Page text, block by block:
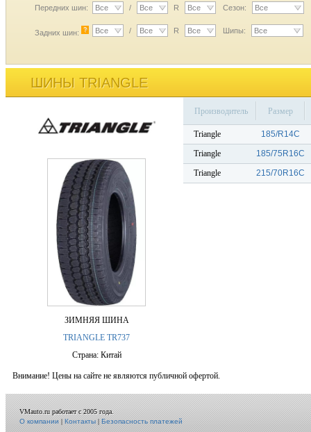
Передних шин: Все / Все R Все Сезон: Все
Задних шин: ? Все / Все R Все Шипы: Все
ШИНЫ TRIANGLE
ЗИМНЯЯ ШИНА
TRIANGLE TR737
Страна: Китай
Производитель Размер
Triangle
185/R14C
Triangle
185/75R16C
Triangle
215/70R16C
Внимание! Цены на сайте не являются публичной офертой.
VMauto.ru работает с 2005 года.
О компании|Контакты|Безопасность платежей